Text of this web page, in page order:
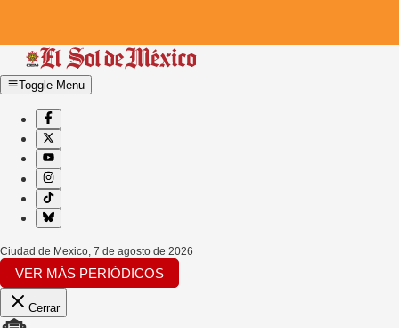
Toggle Menu
Ciudad de Mexico, 7 de agosto de 2026
VER MÁS PERIÓDICOS
Cerrar